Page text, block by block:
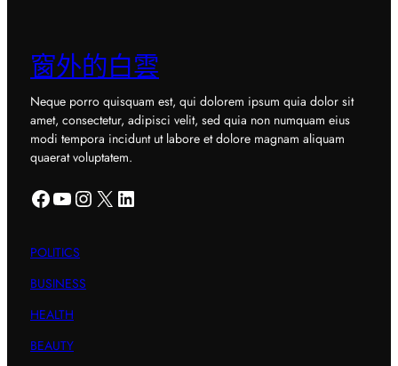
窗外的白雲
Neque porro quisquam est, qui dolorem ipsum quia dolor sit
amet, consectetur, adipisci velit, sed quia non numquam eius
modi tempora incidunt ut labore et dolore magnam aliquam
quaerat voluptatem.
Facebook YouTube Instagram X LinkedIn
POLITICS
BUSINESS
HEALTH
BEAUTY